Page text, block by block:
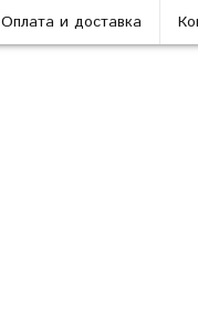
Оплата и доставка